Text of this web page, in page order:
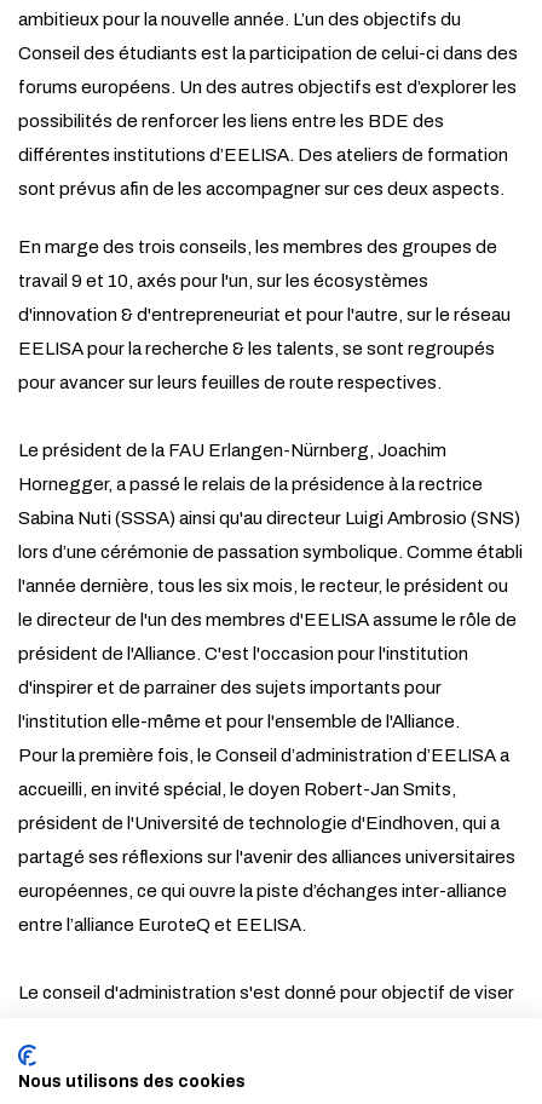
ambitieux pour la nouvelle année. L’un des objectifs du
Conseil des étudiants est la participation de celui-ci dans des
forums européens. Un des autres objectifs est d’explorer les
possibilités de renforcer les liens entre les BDE des
différentes institutions d’EELISA. Des ateliers de formation
sont prévus afin de les accompagner sur ces deux aspects.
En marge des trois conseils, les membres des groupes de
travail 9 et 10, axés pour l'un, sur les écosystèmes
d'innovation & d'entrepreneuriat et pour l'autre, sur le réseau
EELISA pour la recherche & les talents, se sont regroupés
pour avancer sur leurs feuilles de route respectives.
Le président de la FAU Erlangen-Nürnberg, Joachim
Hornegger, a passé le relais de la présidence à la rectrice
Sabina Nuti (SSSA) ainsi qu'au directeur Luigi Ambrosio (SNS)
lors d’une cérémonie de passation symbolique. Comme établi
l'année dernière, tous les six mois, le recteur, le président ou
le directeur de l'un des membres d'EELISA assume le rôle de
président de l'Alliance. C'est l'occasion pour l'institution
d'inspirer et de parrainer des sujets importants pour
l'institution elle-même et pour l'ensemble de l'Alliance.
Pour la première fois, le Conseil d’administration d’EELISA a
accueilli, en invité spécial, le doyen Robert-Jan Smits,
président de l'Université de technologie d'Eindhoven, qui a
partagé ses réflexions sur l'avenir des alliances universitaires
européennes, ce qui ouvre la piste d’échanges inter-alliance
entre l’alliance EuroteQ et EELISA.
Le conseil d'administration s'est donné pour objectif de viser
d'un cadre basé sur des projets à une entité coopérative
Nous utilisons des cookies